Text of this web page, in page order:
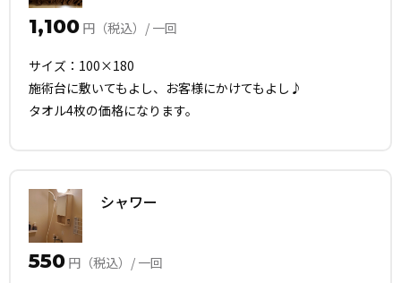
1,100 円（税込）/ 一回
サイズ：100×180
施術台に敷いてもよし、お客様にかけてもよし♪
タオル4枚の価格になります。
シャワー
550 円（税込）/ 一回